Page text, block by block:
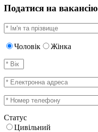
Податися на вакансію
Чоловік Жінка
Статус
Цивільний